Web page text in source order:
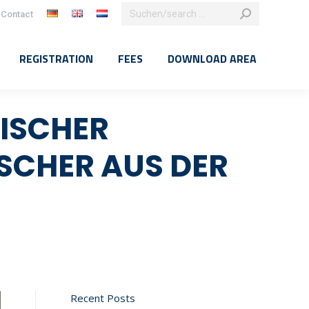
Contact
Search:
REGISTRATION FEES DOWNLOAD AREA
AUS DER
Recent Posts